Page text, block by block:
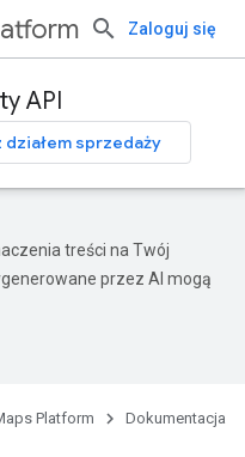
Zaloguj się
API
działem sprzedaży
treści na Twój
przez AI mogą
Platform
Dokumentacja